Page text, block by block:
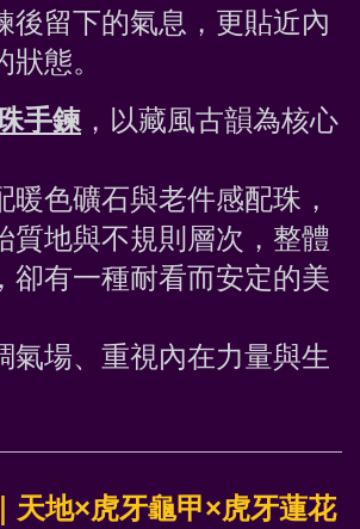
後留下的氣息，更貼近內
態。
手鍊 ，以藏風古韻為核心
暖色礦石與老件感配珠，
質地與不規則層次，整體
卻有一種耐看而安定的美
氣場、重視內在力量與生
天地×虎牙龜甲×虎牙蓮花